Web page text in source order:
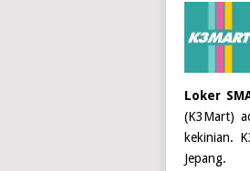
Loker
(K3Mart)
kekinian.
Jepang.